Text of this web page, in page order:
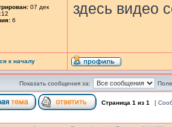
07 дек
6
здесь видео
к началу
Показать сообщения за:
Страница 1 из 1 [